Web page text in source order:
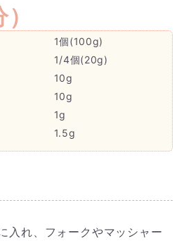
）
1個(100g)
1/4個(20g)
10g
10g
1g
1.5g
入れ、フォークやマッシャー